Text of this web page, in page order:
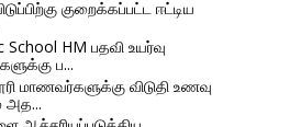
குறைக்கப்பட்ட ஈட்டிய
School HM பதவி உயர்வு
ப...
மாணவர்களுக்கு விடுதி உணவு